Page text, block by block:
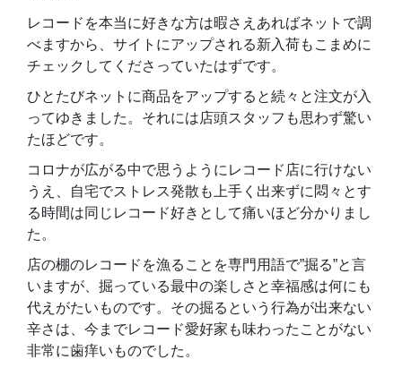
レコードを本当に好きな方は暇さえあればネットで調
べますから、サイトにアップされる新入荷もこまめに
チェックしてくださっていたはずです。
ひとたびネットに商品をアップすると続々と注文が入
ってゆきました。それには店頭スタッフも思わず驚い
たほどです。
コロナが広がる中で思うようにレコード店に行けない
うえ、自宅でストレス発散も上手く出来ずに悶々とす
る時間は同じレコード好きとして痛いほど分かりまし
た。
店の棚のレコードを漁ることを専門用語で”掘る”と言
いますが、掘っている最中の楽しさと幸福感は何にも
代えがたいものです。その掘るという行為が出来ない
辛さは、今までレコード愛好家も味わったことがない
非常に歯痒いものでした。